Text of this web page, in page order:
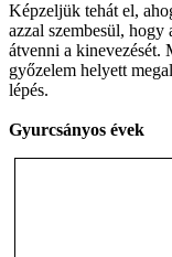
Képzeljük tehát el,
azzal szembesül,
átvenni a kinevezését.
győzelem helyett
lépés.
Gyurcsányos évek